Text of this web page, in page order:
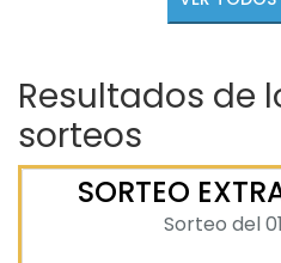
Resultados de
sorteos
SORTEO
Sorteo del